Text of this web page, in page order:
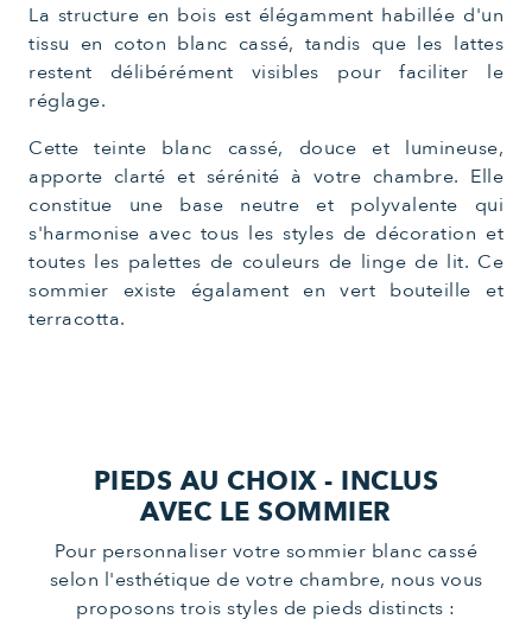
La structure en bois est élégamment habillée d'un
tissu en coton blanc cassé, tandis que les lattes
restent délibérément visibles pour faciliter le
réglage.
Cette teinte blanc cassé, douce et lumineuse,
apporte clarté et sérénité à votre chambre. Elle
constitue une base neutre et polyvalente qui
s'harmonise avec tous les styles de décoration et
toutes les palettes de couleurs de linge de lit. Ce
sommier existe égalament en vert bouteille et
terracotta.
PIEDS AU CHOIX - INCLUS
AVEC LE SOMMIER
Pour personnaliser votre sommier blanc cassé
selon l'esthétique de votre chambre, nous vous
proposons trois styles de pieds distincts :